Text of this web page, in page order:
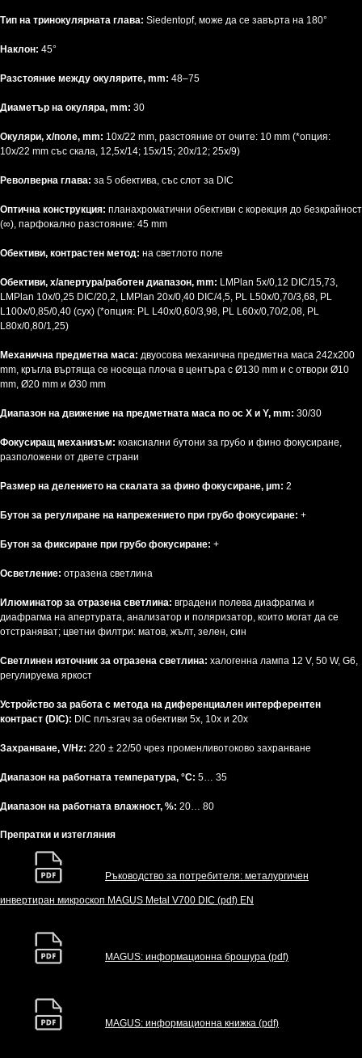
Тип на тринокулярната глава: Siedentopf, може да се завърта на 180°
Наклон: 45°
Разстояние между окулярите, mm: 48–75
Диаметър на окуляра, mm: 30
Окуляри, x/поле, mm: 10х/22 mm, разстояние от очите: 10 mm (*опция:
10x/22 mm със скала, 12,5x/14; 15x/15; 20x/12; 25x/9)
Револверна глава: за 5 обектива, със слот за DIC
Оптична конструкция: планахроматични обективи с корекция до безкрайност
(∞), парфокално разстояние: 45 mm
Обективи, контрастен метод: на светлото поле
Обективи, x/апертура/работен диапазон, mm: LMPlan 5x/0,12 DIC/15,73,
LMPlan 10x/0,25 DIC/20,2, LMPlan 20x/0,40 DIC/4,5, PL L50x/0,70/3,68, PL
L100x/0,85/0,40 (сух) (*опция: PL L40x/0,60/3,98, PL L60x/0,70/2,08, PL
L80x/0,80/1,25)
Механична предметна маса: двуосова механична предметна маса 242x200
mm, кръгла въртяща се носеща плоча в центъра с Ø130 mm и с отвори Ø10
mm, Ø20 mm и Ø30 mm
Диапазон на движение на предметната маса по ос X и Y, mm: 30/30
Фокусиращ механизъм: коаксиални бутони за грубо и фино фокусиране,
разположени от двете страни
Размер на делението на скалата за фино фокусиране, μm: 2
Бутон за регулиране на напрежението при грубо фокусиране: +
Бутон за фиксиране при грубо фокусиране: +
Осветление: отразена светлина
Илюминатор за отразена светлина: вградени полева диафрагма и
диафрагма на апертурата, анализатор и поляризатор, които могат да се
отстраняват; цветни филтри: матов, жълт, зелен, син
Светлинен източник за отразена светлина: халогенна лампа 12 V, 50 W, G6,
регулируема яркост
Устройство за работа с метода на диференциален интерферентен
контраст (DIC): DIC плъзгач за обективи 5x, 10x и 20x
Захранване, V/Hz: 220 ± 22/50 чрез променливотоково захранване
Диапазон на работната температура, °C: 5… 35
Диапазон на работната влажност, %: 20… 80
Препратки и изтегляния
Ръководство за потребителя: металургичен
инвертиран микроскоп MAGUS Metal V700 DIC (pdf) EN
MAGUS: информационна брошура (pdf)
MAGUS: информационна книжка (pdf)